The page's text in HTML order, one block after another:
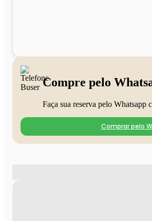
Compre pelo
Faça sua reserva pelo Whatsapp
Comprar pelo